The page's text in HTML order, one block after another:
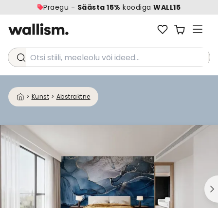
Praegu - Säästa 15% koodiga WALL15
Otsi stiili, meeleolu või ideed...
> Kunst > Abstraktne